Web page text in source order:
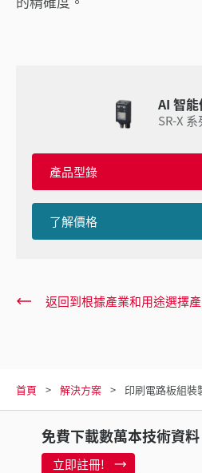
AI 智
SR-X 系
產品型錄
了解價格
返回到根據產業和用途選擇
首頁 解決方案 印刷電路板組裝
免費下載數萬本技術資料
立即註冊!